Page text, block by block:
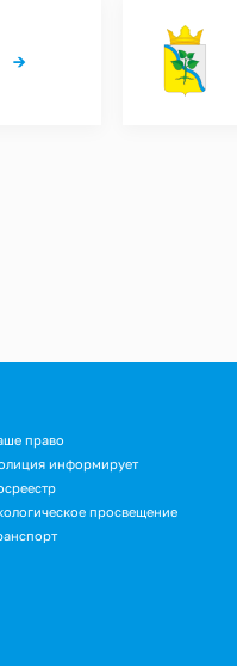
→
право
информирует
просвещение